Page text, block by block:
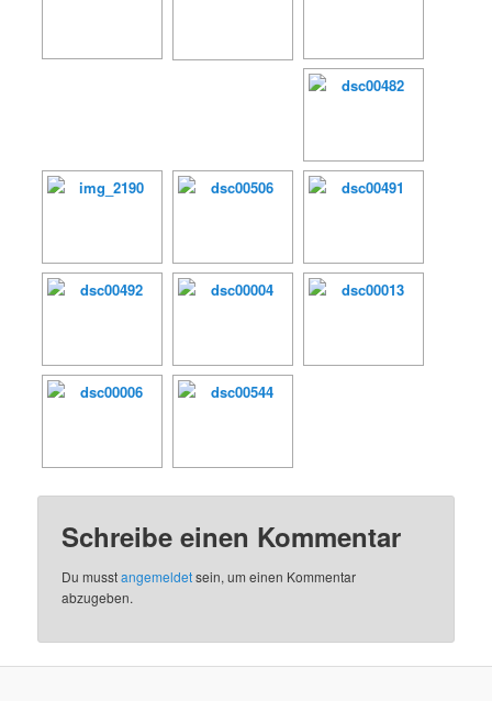
Schreibe einen Kommentar
Du musstangemeldetsein, um einen Kommentar
abzugeben.